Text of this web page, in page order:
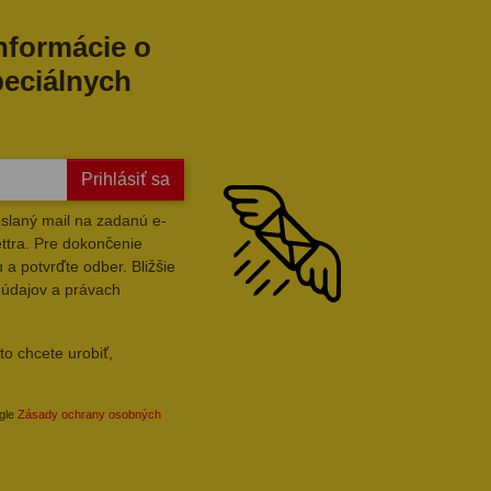
o
Prihlásiť sa
mail na zadanú e-
Pre dokončenie
potvrďte odber. Bližšie
a právach
chcete urobiť,
Zásady ochrany osobných